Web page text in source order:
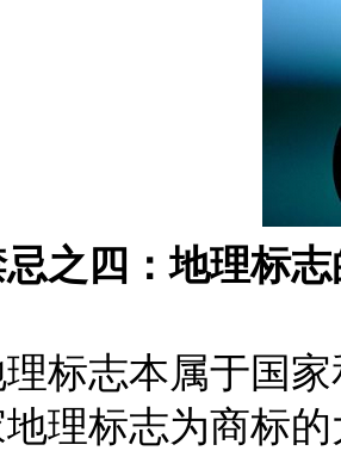
之四：地理标
志本属于国家
理标志为商标